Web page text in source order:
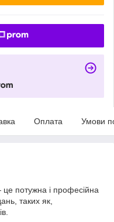
Оплата Умови
потужна і професійна
таких як,